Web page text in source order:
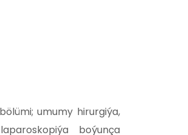
umumy hirurgiýa,
boýunça